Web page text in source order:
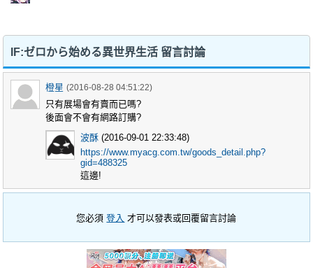
​IF:ゼロから始める異世界生活 留言討論
橙星 (2016-08-28 04:51:22)
只有展場會有賣而已嗎?
後面會不會有網路訂購?
波酥 (2016-09-01 22:33:48)
https://www.myacg.com.tw/goods_detail.php?
gid=488325
這邊!
您必須登入 才可以發表或回覆留言討論